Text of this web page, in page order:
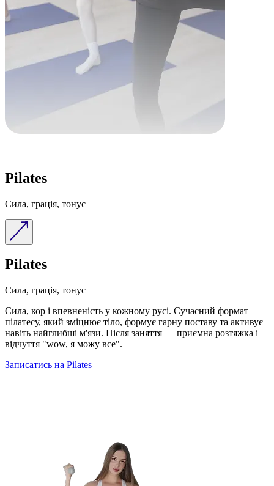
Pilates
Сила, грація, тонус
Pilates
Сила, грація, тонус
Сила, кор і впевненість у кожному русі. Сучасний формат
пілатесу, який зміцнює тіло, формує гарну поставу та активує
навіть найглибші м'язи. Після заняття — приємна розтяжка і
відчуття "wow, я можу все".
Записатись на Pilates